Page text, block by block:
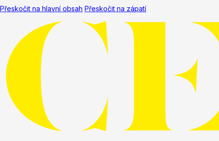
Přeskočit na hlavní obsah Přeskočit na zápatí